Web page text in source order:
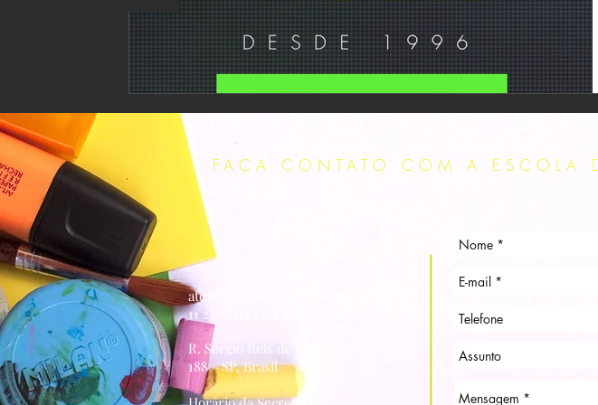
FAÇA CONTATO COM A ESCOLA
atendimento@escolatiaizabel.com.br
11 2455-3183 | 11 99357-2142
R. Sérgio Reis de Oliveira, Guarulhos,
188 - SP, Brasil